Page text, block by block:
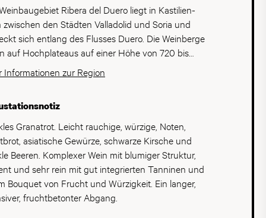
Im Jahr 2006, traten die beiden Familien
und Nozaleda Aalto bei. Sie besitzen eigene
in anderen Weinbaugebieten in Spanien und
die Bodega Aalto mit ihrem Fachwissen und
Tempranillo-Trauben verarbeitet, die aus
Statt sich bei der Cuvetierung der Weine auf
verschiedener Rebsorten zu stützen,
bis zu 19 verschieden Tempranillo-Partien auf
110 ha verwendet, die erst nach dem Ausbau im
miteinander vermählt werden. Nur so erklärt
die grosse Tiefe sowie die beispielhafte Balance
grossen Tempranillo-Persönlichkeit. Das moderne
der Bodega Aalto basiert ausschließlich auf den
Ribera del Duero liegt in Kastilien-
zwischen den Städten Valladolid und Soria und
sich entlang des Flusses Duero. Die Weinberge
auf Hochplateaus auf einer Höhe von 720 bis
Meter über Meer. Das Klima ist trocken und von
Tagen und kühlen Nächten gekennzeichnet.
Der Spitzenreiter ist die Tempranillo-Traube
Tinto Fino genannt, die in dieser Region
mit einem Anteil von 80% kultiviert wird.
Informationen zur Region
Granatrot. Leicht rauchige, würzige, Noten,
asiatische Gewürze, schwarze Kirsche und
Beeren. Komplexer Wein mit blumiger Struktur,
und sehr rein mit gut integrierten Tanninen und
Bouquet von Frucht und Würzigkeit. Ein langer,
fruchtbetonter Abgang.